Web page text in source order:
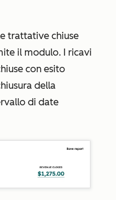
trattative chiuse
il modulo. I ricavi
con esito
della
di date